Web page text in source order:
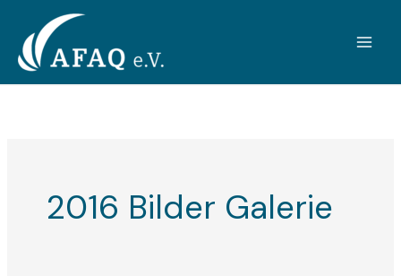
Inhalt
springen
2016 Bilder Galerie
Suchen
nach: